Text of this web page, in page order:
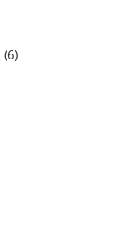
(6)